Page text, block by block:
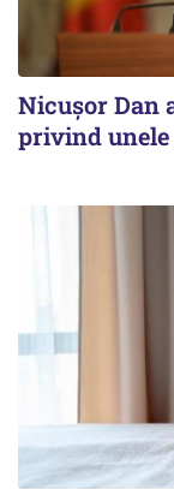
Nicușor Dan
privind